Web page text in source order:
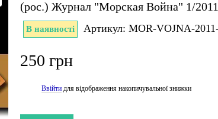
(рос.) Журнал "Морская Война" 1/
В наявності Артикул: MOR-VOJNA-
250 грн
Ввійти для відображення накопичувальної знижки